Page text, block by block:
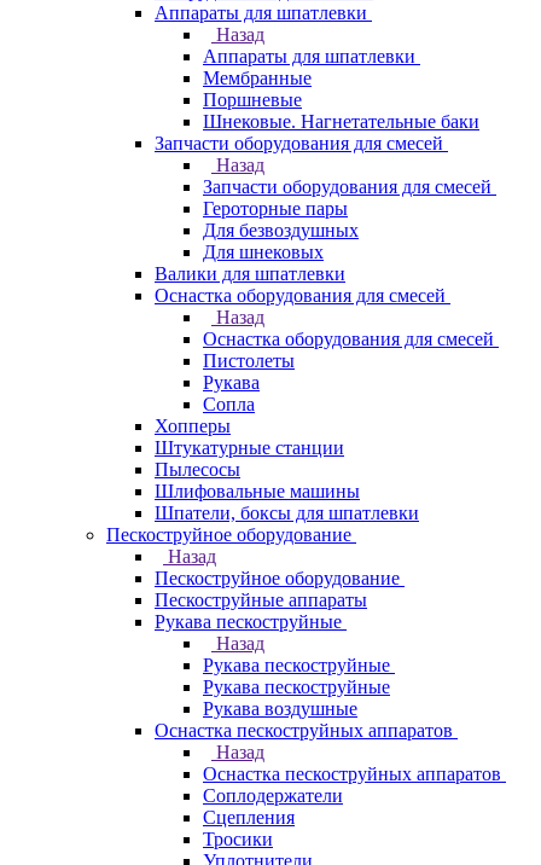
Аппараты для шпатлевки
Назад
Аппараты для шпатлевки
Мембранные
Поршневые
Шнековые. Нагнетательные баки
Запчасти оборудования для смесей
Назад
Запчасти оборудования для смесей
Героторные пары
Для безвоздушных
Для шнековых
Валики для шпатлевки
Оснастка оборудования для смесей
Назад
Оснастка оборудования для смесей
Пистолеты
Рукава
Сопла
Хопперы
Штукатурные станции
Пылесосы
Шлифовальные машины
Шпатели, боксы для шпатлевки
Пескоструйное оборудование
Назад
Пескоструйное оборудование
Пескоструйные аппараты
Рукава пескоструйные
Назад
Рукава пескоструйные
Рукава пескоструйные
Рукава воздушные
Оснастка пескоструйных аппаратов
Назад
Оснастка пескоструйных аппаратов
Соплодержатели
Сцепления
Тросики
Уплотнители